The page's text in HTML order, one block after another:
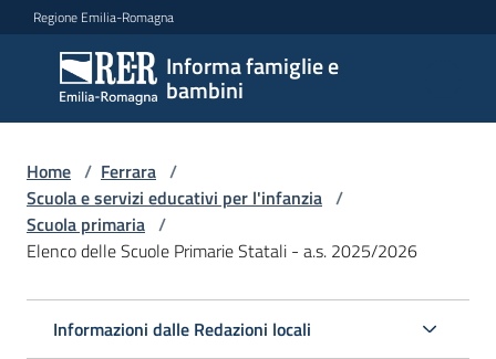
Vai al contenuto
Vai alla navigazione
Vai al footer
Regione Emilia-Romagna
Informa famiglie e
bambini
Informa
famiglie
e
bambini
Argomenti
Servizi
Home / Ferrara /
Scuola e servizi educativi per l'infanzia /
Scuola primaria /
Elenco delle Scuole Primarie Statali - a.s. 2025/2026
Informazioni dalle Redazioni locali